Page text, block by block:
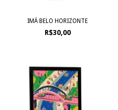
IMÃ BELO HORIZONTE
R$30,00